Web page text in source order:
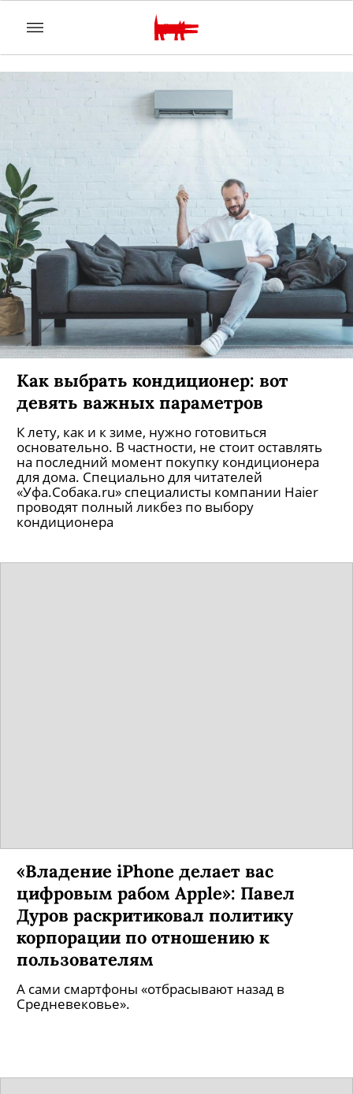
Как выбрать кондиционер: вот
девять важных параметров
К лету, как и к зиме, нужно готовиться
основательно. В частности, не стоит оставлять
на последний момент покупку кондиционера
для дома. Специально для читателей
«Уфа.Собака.ru» специалисты компании Haier
проводят полный ликбез по выбору
кондиционера
«Владение iPhone делает вас
цифровым рабом Apple»: Павел
Дуров раскритиковал политику
корпорации по отношению к
пользователям
А сами смартфоны «отбрасывают назад в
Средневековье».